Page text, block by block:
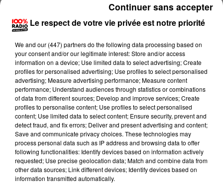
Lecture (1 min 14 sec)
100%
Le respect de votre vie privée est notre priorité
We and our (447) partnersdo the following data processing based on
your consent and/or our legitimate interest: Store and/or access
information on a device; Use limited data to select advertising; Create
profiles for personalised advertising; Use profiles to select personalised
advertising; Measure advertising performance; Measure content
performance; Understand audiences through statistics or combinations
of data from different sources; Develop and improve services; Create
profiles to personalise content; Use profiles to select personalised
content; Use limited data to select content; Ensure security, prevent and
detect fraud, and fix errors; Deliver and present advertising and content;
Save and communicate privacy choices. These technologies may
process personal data such as IP address and browsing data to offer
following functionalities: Identify devices based on information actively
requested; Use precise geolocation data; Match and combine data from
other data sources; Link different devices; Identify devices based on
information transmitted automatically.
Continuer sans accepter